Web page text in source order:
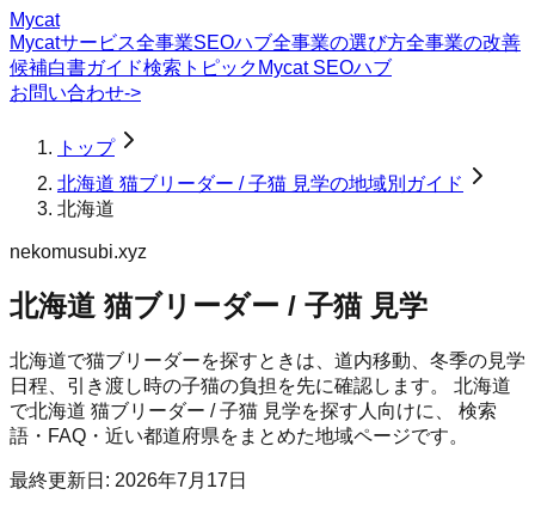
Mycat
Mycatサービス全事業SEOハブ全事業の選び方全事業の改善
候補白書ガイド検索トピック Mycat SEOハブ
お問い合わせ->
トップ
北海道 猫ブリーダー / 子猫 見学の地域別ガイド
北海道
nekomusubi.xyz
北海道 猫ブリーダー / 子猫 見学
北海道で猫ブリーダーを探すときは、道内移動、冬季の見学
日程、引き渡し時の子猫の負担を先に確認します。 北海道
で北海道 猫ブリーダー / 子猫 見学を探す人向けに、 検索
語・FAQ・近い都道府県をまとめた地域ページです。
最終更新日: 2026年7月17日